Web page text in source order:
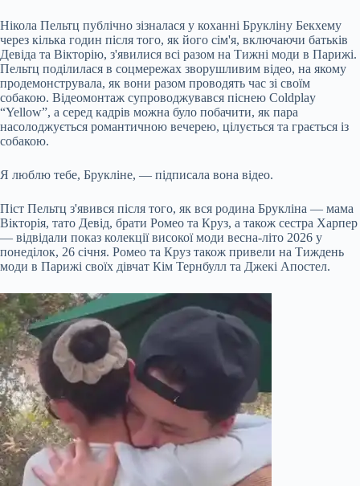
Нікола Пельтц публічно зізналася у коханні Брукліну Бекхему
через кілька годин після того, як його сім'я, включаючи батьків
Девіда та Вікторію, з'явилися всі разом на Тижні моди в Парижі.
Пельтц поділилася в соцмережах зворушливим відео, на якому
продемонструвала, як вони разом проводять час зі своїм
собакою. Відеомонтаж супроводжувався піснею Coldplay
“Yellow”, а серед кадрів можна було побачити, як пара
насолоджується романтичною вечерею, цілується та грається із
собакою.
Я люблю тебе, Брукліне, — підписала вона відео.
Піст Пельтц з'явився після того, як вся родина Брукліна — мама
Вікторія, тато Девід, брати Ромео та Круз, а також сестра Харпер
— відвідали показ колекції високої моди весна-літо 2026 у
понеділок, 26 січня. Ромео та Круз також привели на Тиждень
моди в Парижі своїх дівчат Кім Тернбулл та Джекі Апостел.